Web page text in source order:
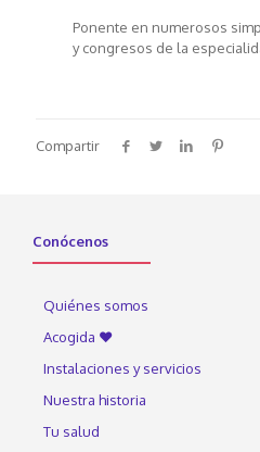
Ponente en numerosos
y congresos de la
Compartir
Conócenos
Quiénes somos
Acogida ♥
Instalaciones y servicios
Nuestra historia
Tu salud